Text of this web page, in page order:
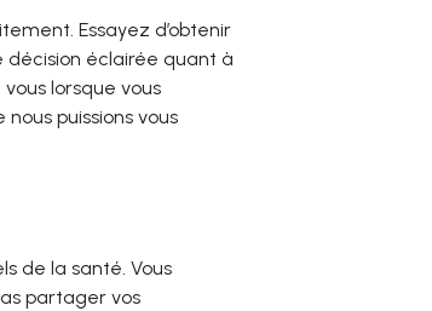
Essayez d’obtenir
décision éclairée quant à
lorsque vous
puissions vous
de la santé. Vous
partager vos